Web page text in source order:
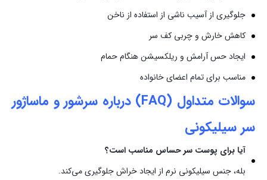
جلوگیری از آسیب ناشی از استفاده از ناخن
کاهش خارش و چربی کف سر
ایجاد حس آرامش و ریلکسیشن هنگام حمام
مناسب برای تمام اعضای خانواده
سوالات متداول (FAQ) درباره
سرشور و ماساژور
سر سیلیکونی
آیا برای پوست سر حساس مناسب است؟
بله، جنس سیلیکونی نرم از ایجاد خراش جلوگیری می‌کند.